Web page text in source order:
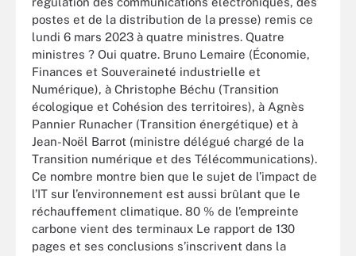
postes et de la distribution de la presse) remis ce
lundi 6 mars 2023 à quatre ministres. Quatre
ministres ? Oui quatre. Bruno Lemaire (Économie,
Finances et Souveraineté industrielle et
Numérique), à Christophe Béchu (Transition
écologique et Cohésion des territoires), à Agnès
Pannier Runacher (Transition énergétique) et à
Jean-Noël Barrot (ministre délégué chargé de la
Transition numérique et des Télécommunications).
Ce nombre montre bien que le sujet de l’impact de
l’IT sur l’environnement est aussi brûlant que le
réchauffement climatique. 80 % de l’empreinte
carbone vient des terminaux Le rapport de 130
pages et ses conclusions s’inscrivent dans la